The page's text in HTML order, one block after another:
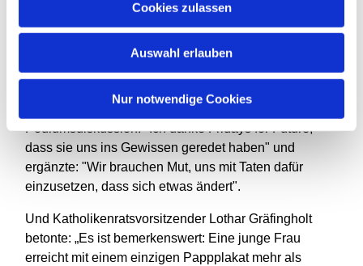
Cookies zulassen
Auswahl erlauben
Nur notwendige Cookies
Franziskus (Enzyklika "Laudato si") und der
Evangelischen Kirche in Deutschland (EKD) zum
Thema Klimaschutz und Bewahrung der Schöpfung.
Superintendent Dr. Gerald Hagmann betonte nach der
Podiumsdiskussion: "Ich danke Fridays for Future,
dass sie uns ins Gewissen geredet haben" und
ergänzte: "Wir brauchen Mut, uns mit Taten dafür
einzusetzen, dass sich etwas ändert".
Und Katholikenratsvorsitzender Lothar Gräfingholt
betonte: „Es ist bemerkenswert: Eine junge Frau
erreicht mit einem einzigen Pappplakat mehr als